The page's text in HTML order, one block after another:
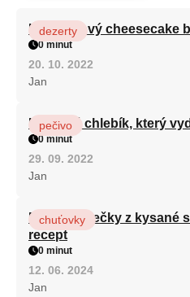
Karamelový cheesecake
dezerty
0 minut
20. 10. 2022
Jan
Hrnkový chlebík, který
pečivo
0 minut
29. 09. 2022
Jan
Rychlé válečky z kysané
recept
chuťovky
0 minut
12. 06. 2024
Jan